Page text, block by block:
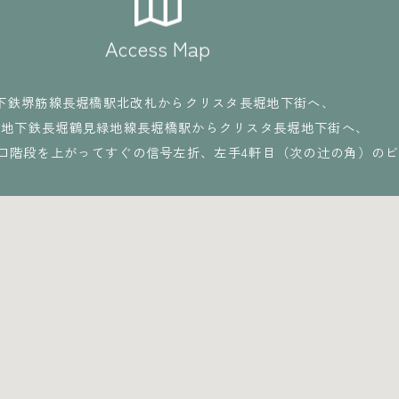
Access Map
鉄堺筋線長堀橋駅北改札からクリスタ長堀地下街へ、
下鉄長堀鶴見緑地線長堀橋駅からクリスタ長堀地下街へ、
階段を上がってすぐの信号左折、左手4軒目（次の辻の角）のビ